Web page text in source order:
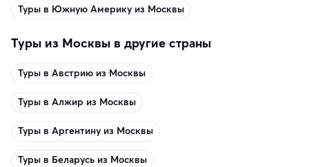
Туры в Южную Америку из Москвы
Туры из Москвы в другие страны
Туры в Австрию из Москвы
Туры в Алжир из Москвы
Туры в Аргентину из Москвы
Туры в Беларусь из Москвы